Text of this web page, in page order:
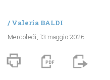
/Valeria BALDI
Mercoledì, 13 maggio 2026